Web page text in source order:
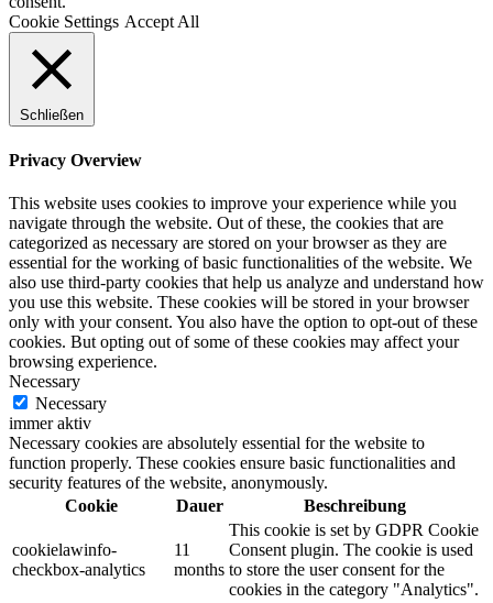
Cookie Settings Accept All
Schließen
Privacy Overview
This website uses cookies to improve your experience while you
navigate through the website. Out of these, the cookies that are
categorized as necessary are stored on your browser as they are
essential for the working of basic functionalities of the website. We
also use third-party cookies that help us analyze and understand how
you use this website. These cookies will be stored in your browser
only with your consent. You also have the option to opt-out of these
cookies. But opting out of some of these cookies may affect your
browsing experience.
Necessary
Necessary
immer aktiv
Necessary cookies are absolutely essential for the website to
function properly. These cookies ensure basic functionalities and
security features of the website, anonymously.
Cookie
Dauer Beschreibung
cookielawinfo-
checkbox-analytics
11
months
This cookie is set by GDPR Cookie
Consent plugin. The cookie is used
to store the user consent for the
cookies in the category "Analytics".